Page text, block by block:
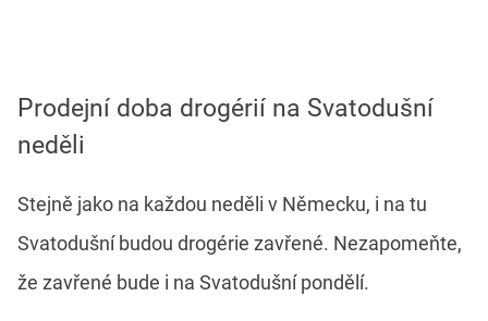
Prodejní doba drogérií na Svatodušní
neděli
Stejně jako na každou neděli v Německu, i na tu
Svatodušní budou drogérie zavřené. Nezapomeňte,
že zavřené bude i na Svatodušní pondělí.